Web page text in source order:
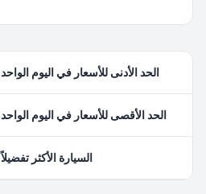
الحد الأدنى للأسعار في اليوم الواحد
الحد الأقصى للأسعار في اليوم الواحد
السيارة الأكثر تفضيلاً